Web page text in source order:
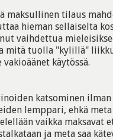
maksullinen tilaus
hieman sellaiselta
vaihdettua
mitä tuolla "kylillä"
käytössä.
katsominen
lemppari, ehkä
vaikka maksavat
ja meta saa